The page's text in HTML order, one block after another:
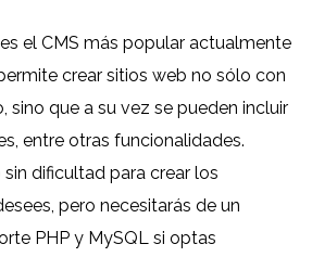
el CMS más popular actualmente
crear sitios web no sólo con
sino que a su vez se pueden incluir
entre otras funcionalidades.
dificultad para crear los
pero necesitarás de un
PHP y MySQL si optas